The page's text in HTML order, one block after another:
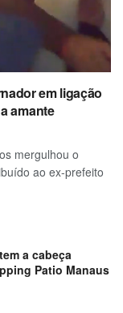
em ligação
amante
mergulhou o
ao ex-prefeito
a cabeça
Patio Manaus